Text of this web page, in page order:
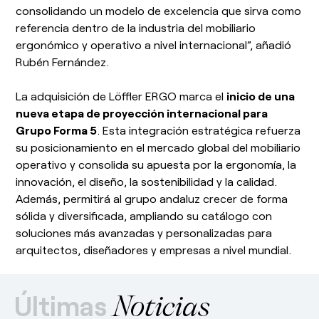
consolidando un modelo de excelencia que sirva como
referencia dentro de la industria del mobiliario
ergonómico y operativo a nivel internacional”, añadió
Rubén Fernández.
La adquisición de Löffler ERGO marca el inicio de una
nueva etapa de proyección internacional para
Grupo Forma 5 . Esta integración estratégica refuerza
su posicionamiento en el mercado global del mobiliario
operativo y consolida su apuesta por la ergonomía, la
innovación, el diseño, la sostenibilidad y la calidad.
Además, permitirá al grupo andaluz crecer de forma
sólida y diversificada, ampliando su catálogo con
soluciones más avanzadas y personalizadas para
arquitectos, diseñadores y empresas a nivel mundial.
Últimas Noticias